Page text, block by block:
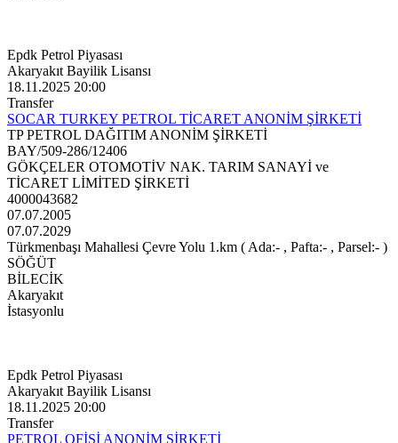
Epdk Petrol Piyasası
Akaryakıt Bayilik Lisansı
18.11.2025 20:00
Transfer
SOCAR TURKEY PETROL TİCARET ANONİM ŞİRKETİ
TP PETROL DAĞITIM ANONİM ŞİRKETİ
BAY/509-286/12406
GÖKÇELER OTOMOTİV NAK. TARIM SANAYİ ve
TİCARET LİMİTED ŞİRKETİ
4000043682
07.07.2005
07.07.2029
Türkmenbaşı Mahallesi Çevre Yolu 1.km ( Ada:- , Pafta:- , Parsel:- )
SÖĞÜT
BİLECİK
Akaryakıt
İstasyonlu
Epdk Petrol Piyasası
Akaryakıt Bayilik Lisansı
18.11.2025 20:00
Transfer
PETROL OFİSİ ANONİM ŞİRKETİ